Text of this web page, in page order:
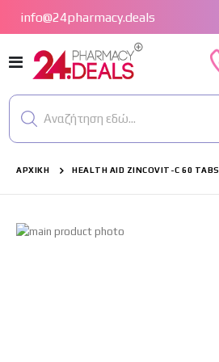
info@24pharmacy.deals
Εναλλαγή
Πλοήγησης
Αναζήτηση εδώ...
ΑΡΧΙΚΉ HEALTH AID ZINCOVIT-C 60 TABS
Μετάβαση